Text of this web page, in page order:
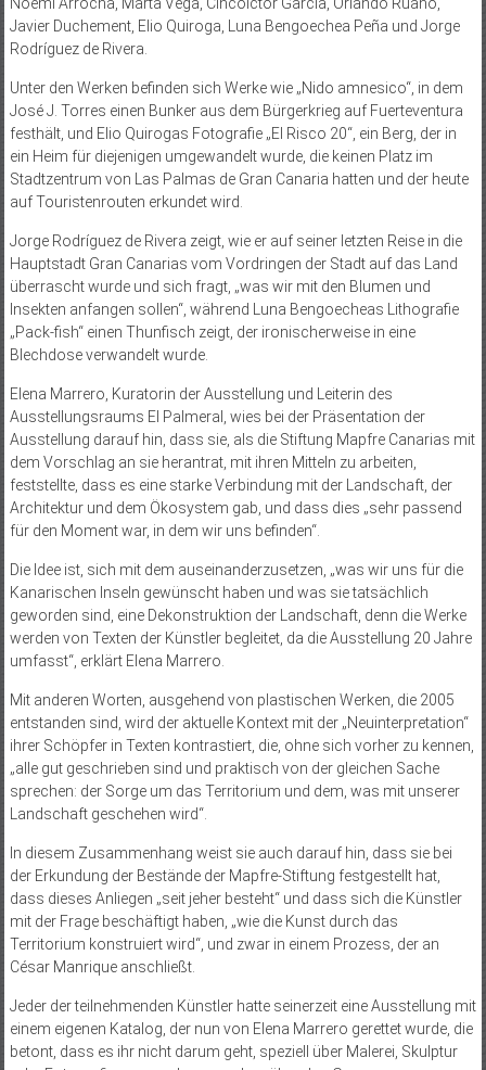
Javier Duchement, Elio Quiroga, Luna Bengoechea Peña und Jorge
Rodríguez de Rivera.
Unter den Werken befinden sich Werke wie „Nido amnesico“, in dem
José J. Torres einen Bunker aus dem Bürgerkrieg auf Fuerteventura
festhält, und Elio Quirogas Fotografie „El Risco 20“, ein Berg, der in
ein Heim für diejenigen umgewandelt wurde, die keinen Platz im
Stadtzentrum von Las Palmas de Gran Canaria hatten und der heute
auf Touristenrouten erkundet wird.
Jorge Rodríguez de Rivera zeigt, wie er auf seiner letzten Reise in die
Hauptstadt Gran Canarias vom Vordringen der Stadt auf das Land
überrascht wurde und sich fragt, „was wir mit den Blumen und
Insekten anfangen sollen“, während Luna Bengoecheas Lithografie
„Pack-fish“ einen Thunfisch zeigt, der ironischerweise in eine
Blechdose verwandelt wurde.
Elena Marrero, Kuratorin der Ausstellung und Leiterin des
Ausstellungsraums El Palmeral, wies bei der Präsentation der
Ausstellung darauf hin, dass sie, als die Stiftung Mapfre Canarias mit
dem Vorschlag an sie herantrat, mit ihren Mitteln zu arbeiten,
feststellte, dass es eine starke Verbindung mit der Landschaft, der
Architektur und dem Ökosystem gab, und dass dies „sehr passend
für den Moment war, in dem wir uns befinden“.
Die Idee ist, sich mit dem auseinanderzusetzen, „was wir uns für die
Kanarischen Inseln gewünscht haben und was sie tatsächlich
geworden sind, eine Dekonstruktion der Landschaft, denn die Werke
werden von Texten der Künstler begleitet, da die Ausstellung 20 Jahre
umfasst“, erklärt Elena Marrero.
Mit anderen Worten, ausgehend von plastischen Werken, die 2005
entstanden sind, wird der aktuelle Kontext mit der „Neuinterpretation“
ihrer Schöpfer in Texten kontrastiert, die, ohne sich vorher zu kennen,
„alle gut geschrieben sind und praktisch von der gleichen Sache
sprechen: der Sorge um das Territorium und dem, was mit unserer
Landschaft geschehen wird“.
In diesem Zusammenhang weist sie auch darauf hin, dass sie bei
der Erkundung der Bestände der Mapfre-Stiftung festgestellt hat,
dass dieses Anliegen „seit jeher besteht“ und dass sich die Künstler
mit der Frage beschäftigt haben, „wie die Kunst durch das
Territorium konstruiert wird“, und zwar in einem Prozess, der an
César Manrique anschließt.
Jeder der teilnehmenden Künstler hatte seinerzeit eine Ausstellung mit
einem eigenen Katalog, der nun von Elena Marrero gerettet wurde, die
betont, dass es ihr nicht darum geht, speziell über Malerei, Skulptur